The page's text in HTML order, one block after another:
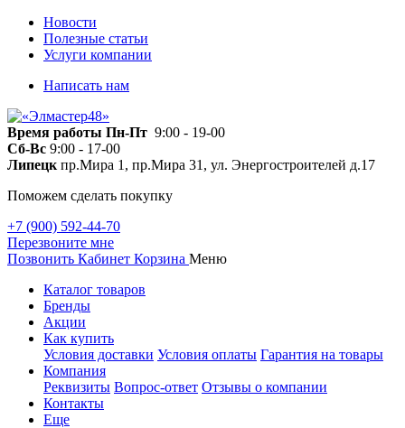
Новости
Полезные статьи
Услуги компании
Написать нам
Время работы Пн-Пт 9:00 - 19-00
Сб-Вс 9:00 - 17-00
Липецк пр.Мира 1, пр.Мира 31, ул. Энергостроителей д.17
Поможем сделать покупку
+7 (900) 592-44-70
Перезвоните мне
Позвонить Кабинет Корзина Меню
Каталог товаров
Бренды
Акции
Как купить
Условия доставки Условия оплаты Гарантия на товары
Компания
Реквизиты Вопрос-ответ Отзывы о компании
Контакты
Еще